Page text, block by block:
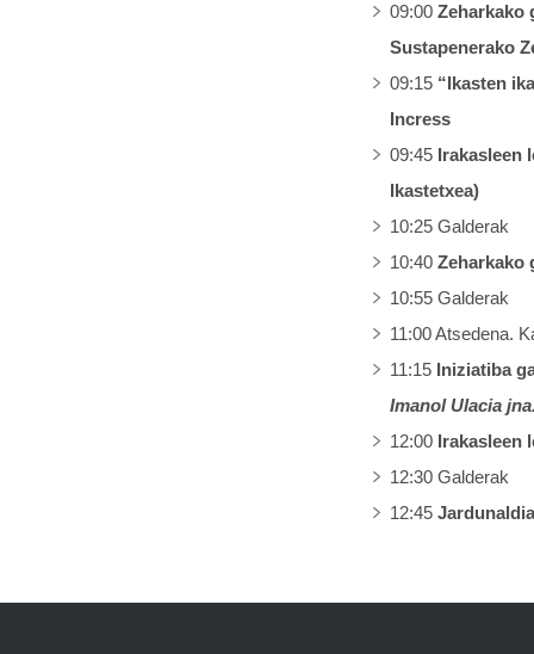
09:00 Zeharkako
Sustapenerako
09:15 “Ikasten
Incress
09:45 Irakasleen
Ikastetxea)
10:25 Galderak
10:40 Zeharkako
10:55 Galderak
11:00 Atsedena.
11:15 Iniziatiba
Imanol Ulacia jna.
12:00 Irakasleen
12:30 Galderak
12:45